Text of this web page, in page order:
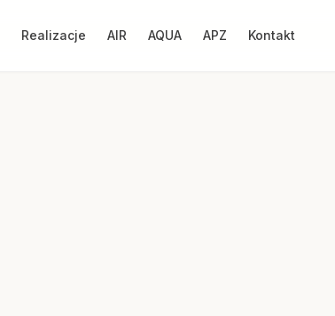
Realizacje AIR AQUA APZ Kontakt